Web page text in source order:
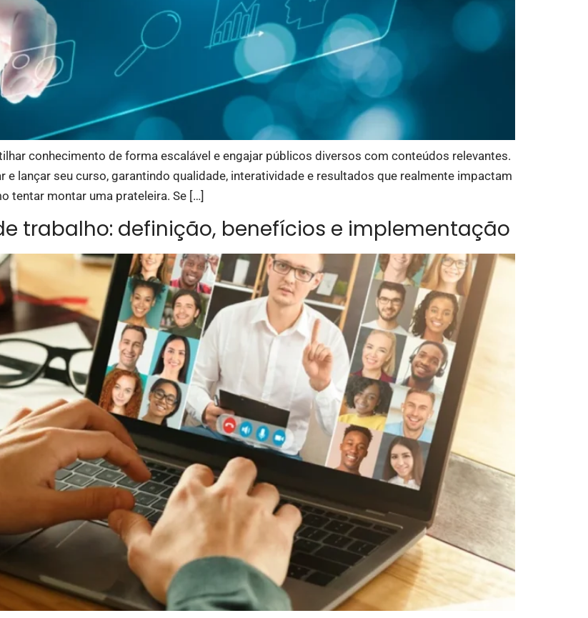
conhecimento de forma escalável e engajar públicos diversos com conteúdos relevantes.
e lançar seu curso, garantindo qualidade, interatividade e resultados que realmente impactam
tentar montar uma prateleira. Se […]
trabalho: definição, benefícios e implementação